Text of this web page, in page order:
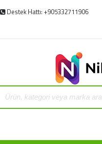
Destek Hattı: +905332711906